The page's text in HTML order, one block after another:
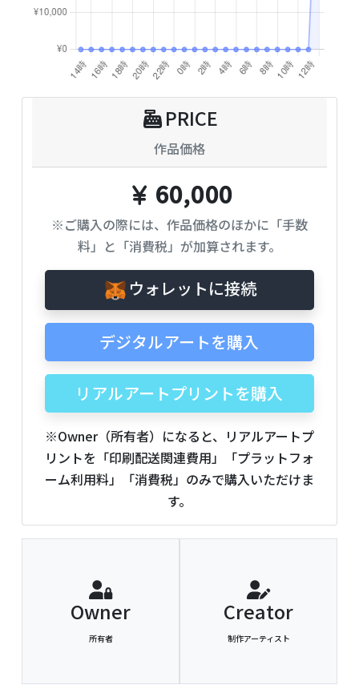
PRICE
作品価格
60,000
※ご購入の際には、作品価格のほかに「手数
料」と「消費税」が加算されます。
ウォレットに接続
デジタルアートを購入
リアルアートプリントを購入
※Owner（所有者）になると、リアルアートプ
リントを「印刷配送関連費用」「プラットフォ
ーム利用料」「消費税」のみで購入いただけま
す。
Owner
所有者
Creator
制作アーティスト